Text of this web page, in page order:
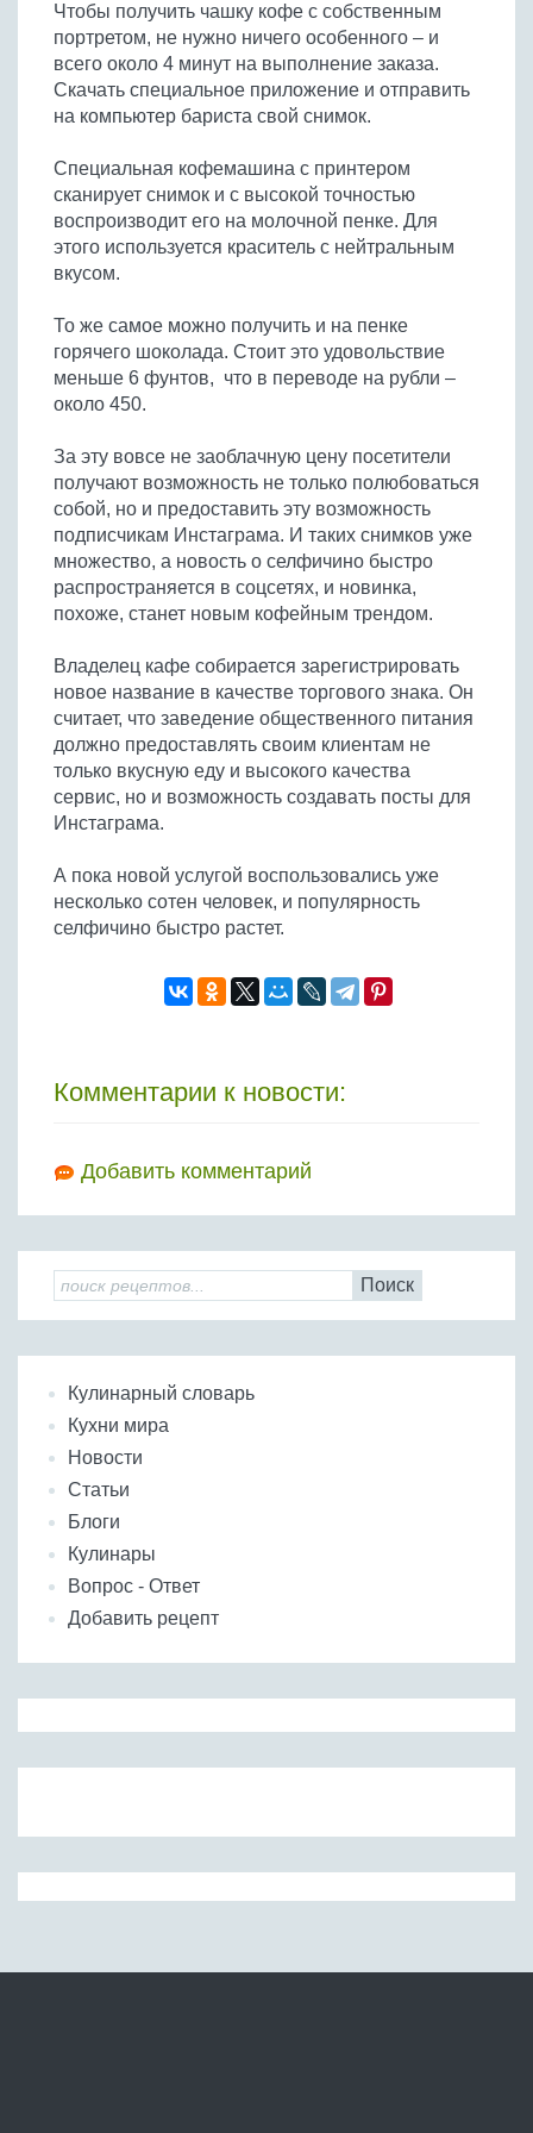
Бобовые
Яйца
Крупы
Чтобы получить чашку кофе с собственным
портретом, не нужно ничего особенного – и
всего около 4 минут на выполнение заказа.
Скачать специальное приложение и отправить
на компьютер бариста свой снимок.
Специальная кофемашина с принтером
сканирует снимок и с высокой точностью
воспроизводит его на молочной пенке. Для
этого используется краситель с нейтральным
вкусом.
То же самое можно получить и на пенке
горячего шоколада. Стоит это удовольствие
меньше 6 фунтов, что в переводе на рубли –
около 450.
За эту вовсе не заоблачную цену посетители
получают возможность не только полюбоваться
собой, но и предоставить эту возможность
подписчикам Инстаграма. И таких снимков уже
множество, а новость о селфичино быстро
распространяется в соцсетях, и новинка,
похоже, станет новым кофейным трендом.
Владелец кафе собирается зарегистрировать
новое название в качестве торгового знака. Он
считает, что заведение общественного питания
должно предоставлять своим клиентам не
только вкусную еду и высокого качества
сервис, но и возможность создавать посты для
Инстаграма.
А пока новой услугой воспользовались уже
несколько сотен человек, и популярность
селфичино быстро растет.
Комментарии к новости:
Добавить комментарий
Поиск
Кулинарный словарь
Кухни мира
Новости
Статьи
Блоги
Кулинары
Вопрос - Ответ
Добавить рецепт